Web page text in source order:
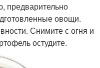
предварительно
овощи.
Снимите с огня и
остудите.